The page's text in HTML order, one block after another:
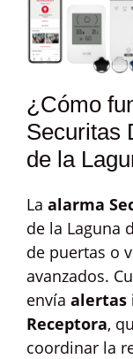
¿Cómo
Securitas
de la
La alarma
de la Laguna
de puertas o
avanzados.
envía alertas
Receptora,
coordinar la